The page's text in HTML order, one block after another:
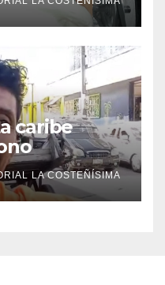
caribe
LA COSTEÑÍSIMA